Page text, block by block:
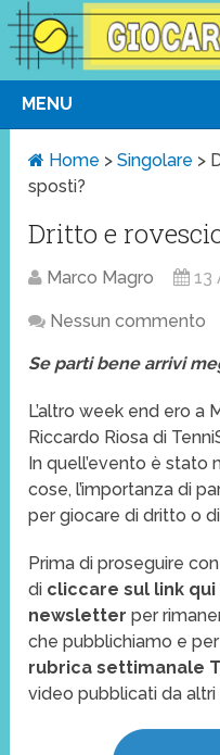
MENU
Home >Singolare >
sposti?
Dritto e
Marco Magro 13
Nessun commento
Se parti bene arrivi
L’altro week end ero a
Riccardo Riosa di
In quell’evento è stato
cose, l’importanza di
per giocare di dritto o
Prima di proseguire
di cliccare sul link
newsletterper
che pubblichiamo e
rubrica settimanale
video pubblicati da altri